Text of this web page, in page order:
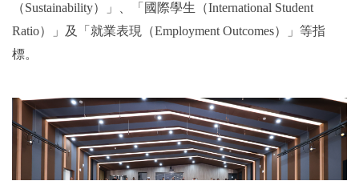
（Sustainability）」、「國際學生（International Student
Ratio）」及「就業表現（Employment Outcomes）」等指
標。